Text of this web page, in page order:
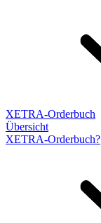
XETRA-Orderbuch
Übersicht
XETRA-Orderbuch?